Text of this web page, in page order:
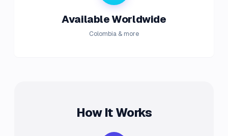
Available Worldwide
Colombia & more
How It Works